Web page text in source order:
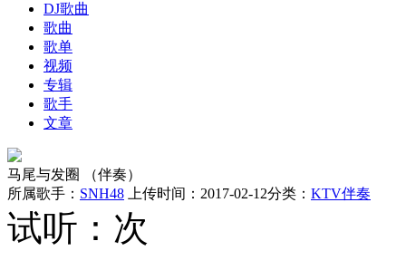
DJ歌曲
歌曲
歌单
视频
专辑
歌手
文章
马尾与发圈 （伴奏）
所属歌手： SNH48 上传时间：2017-02-12分类： KTV伴奏
试听： 次